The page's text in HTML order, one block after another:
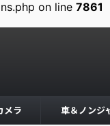
on line 7861
メラ 車＆ノンジ